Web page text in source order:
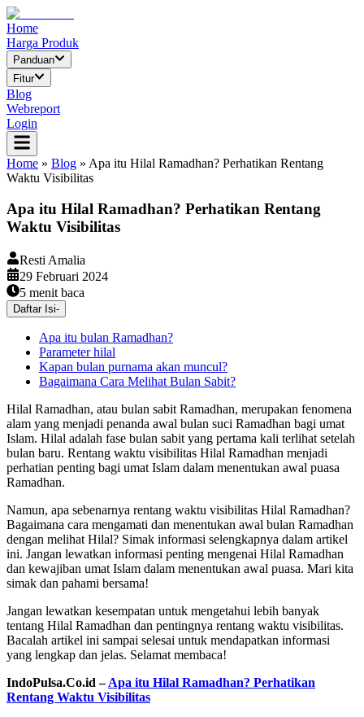
Home
Harga Produk
Panduan
Fitur
Blog
Webreport
Login
Home » Blog » Apa itu Hilal Ramadhan? Perhatikan Rentang
Waktu Visibilitas
Apa itu Hilal Ramadhan? Perhatikan Rentang
Waktu Visibilitas
Resti Amalia
29 Februari 2024
5 menit baca
Daftar Isi-
Apa itu bulan Ramadhan?
Parameter hilal
Kapan bulan purnama akan muncul?
Bagaimana Cara Melihat Bulan Sabit?
Hilal Ramadhan, atau bulan sabit Ramadhan, merupakan fenomena
alam yang menjadi penanda awal bulan suci Ramadhan bagi umat
Islam. Hilal adalah fase bulan sabit yang pertama kali terlihat setelah
bulan baru. Rentang waktu visibilitas Hilal Ramadhan menjadi
perhatian penting bagi umat Islam dalam menentukan awal puasa
Ramadhan.
Namun, apa sebenarnya rentang waktu visibilitas Hilal Ramadhan?
Bagaimana cara mengamati dan menentukan awal bulan Ramadhan
dengan melihat Hilal? Simak informasi selengkapnya dalam artikel
ini. Jangan lewatkan informasi penting mengenai Hilal Ramadhan
dan kewajiban umat Islam dalam menentukan awal puasa. Mari kita
simak dan pahami bersama!
Jangan lewatkan kesempatan untuk mengetahui lebih banyak
tentang Hilal Ramadhan dan pentingnya rentang waktu visibilitas.
Bacalah artikel ini sampai selesai untuk mendapatkan informasi
yang lengkap dan jelas. Selamat membaca!
IndoPulsa.Co.id –Apa itu Hilal Ramadhan? Perhatikan
Rentang Waktu Visibilitas